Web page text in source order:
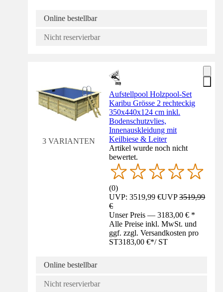
Online bestellbar
Nicht reservierbar
3 VARIANTEN
Aufstellpool Holzpool-Set
Karibu Grösse 2 rechteckig
350x440x124 cm inkl.
Bodenschutzvlies,
Innenauskleidung mit
Keilbiese & Leiter
Artikel wurde noch nicht
bewertet.
(0)
UVP: 3519,99 €UVP3519,99
€
Unser Preis — 3183,00 € *
Alle Preise inkl. MwSt. und
ggf. zzgl. Versandkosten pro
ST3183,00 €*/ ST
Online bestellbar
Nicht reservierbar